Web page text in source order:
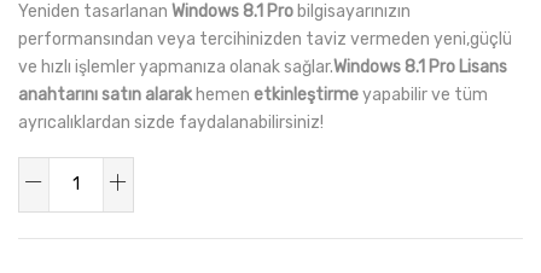
dayanarak 5
üzerinden
5.00 puan
aldı
Yeniden tasarlanan Windows 8.1 Pro bilgisayarınızın
performansından veya tercihinizden taviz vermeden yeni,güçlü
ve hızlı işlemler yapmanıza olanak sağlar.Windows 8.1 Pro Lisans
anahtarını satın alarakhemen etkinleştirmeyapabilir ve tüm
ayrıcalıklardan sizde faydalanabilirsiniz!
Pro